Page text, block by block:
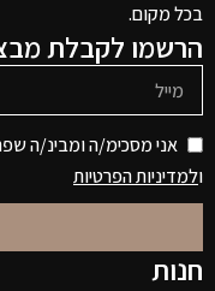
בכל מקום.
הרשמו לקבלת
אני מסכימ/ה ומבינ/ה
ולמדיניות הפרטיות
חנות